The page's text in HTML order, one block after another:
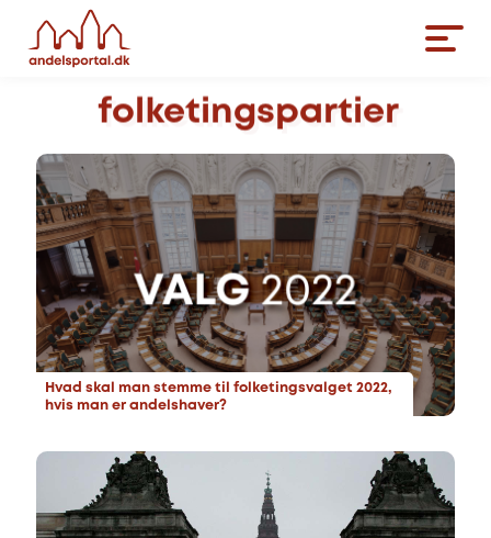
folketingspartier
Hvad skal man stemme til folketingsvalget 2022,
hvis man er andelshaver?